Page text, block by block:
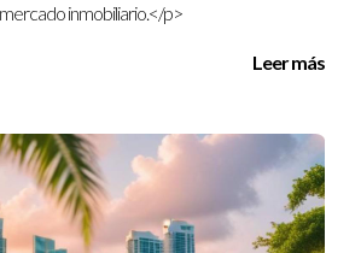
debo buscar en un CRM
para usar un CRM?
inmobiliario.</p>
Leer más